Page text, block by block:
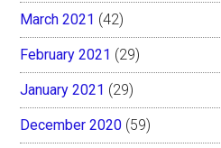
March 2021 (42)
February 2021 (29)
January 2021 (29)
December 2020 (59)